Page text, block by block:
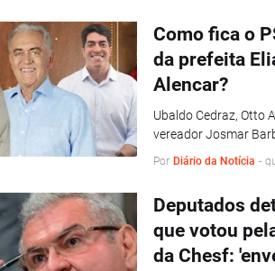
Como fica o
da prefeita
Alencar?
Ubaldo Cedraz, Otto
vereador Josmar
Por Diário da Notícia -
Deputados
que votou
da Chesf: